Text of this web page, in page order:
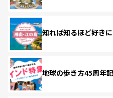
知れば知るほど好き
地球の歩き方45周年